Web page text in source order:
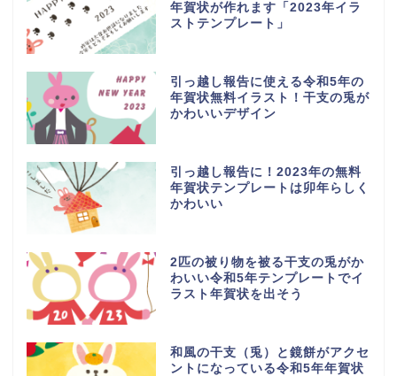
年賀状が作れます「2023年イラ
ストテンプレート」
引っ越し報告に使える令和5年の
年賀状無料イラスト！干支の兎が
かわいいデザイン
引っ越し報告に！2023年の無料
年賀状テンプレートは卯年らしく
かわいい
2匹の被り物を被る干支の兎がか
わいい令和5年テンプレートでイ
ラスト年賀状を出そう
和風の干支（兎）と鏡餅がアクセ
ントになっている令和5年年賀状